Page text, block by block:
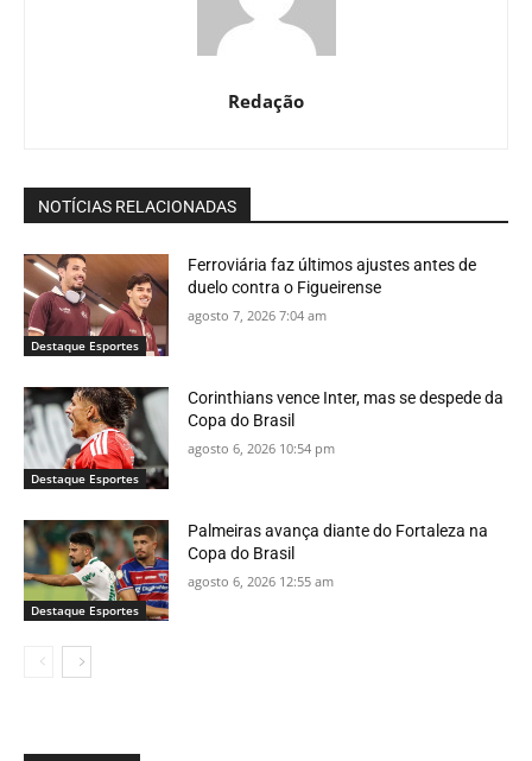
Redação
NOTÍCIAS RELACIONADAS
Destaque Esportes
Ferroviária faz últimos ajustes antes de
duelo contra o Figueirense
agosto 7, 2026 7:04 am
Destaque Esportes
Corinthians vence Inter, mas se despede da
Copa do Brasil
agosto 6, 2026 10:54 pm
Destaque Esportes
Palmeiras avança diante do Fortaleza na
Copa do Brasil
agosto 6, 2026 12:55 am